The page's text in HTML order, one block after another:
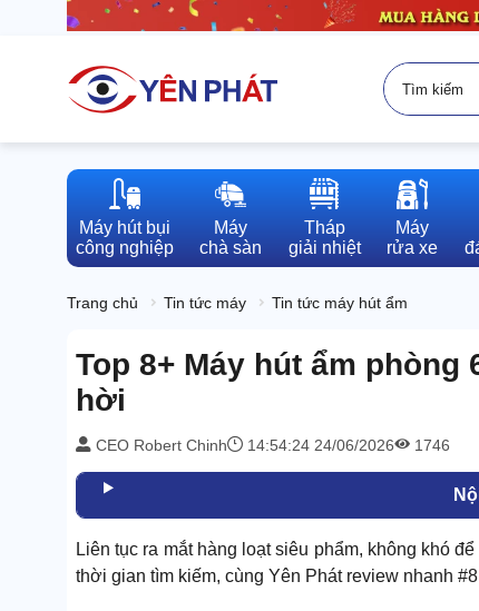
Máy hút bụi
công nghiệp
Máy
chà sàn
Tháp
giải nhiệt
Máy
rửa xe
Trang chủ Tin tức máy Tin tức máy hút ẩm
Top 8+ Máy hút ẩm phòng
hời
CEO Robert Chinh 14:54:24 24/06/2026 1746
Liên tục ra mắt hàng loạt siêu phẩm, không khó để
thời gian tìm kiếm, cùng Yên Phát review nhanh